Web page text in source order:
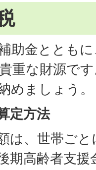
助金ととも
重な財源で
めましょう。
定方法
は、世帯ごと
期高齢者支